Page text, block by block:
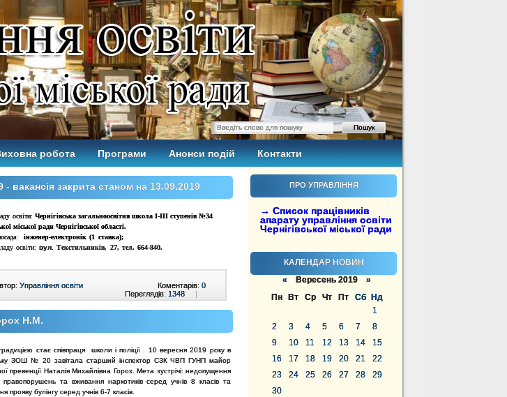
робота Програми Анонси подій Контакти
ПРО УПРАВЛІННЯ
→ Список працівників
апарату управління освіти
Чернігівської міської ради
КАЛЕНДАР НОВИН
« Вересень 2019 »
Пн
Вт Ср Чт Пт Сб
Нд
1
2
3 4 5 6 7
8
9
10 11 12 13 14
15
16
17 18 19 20 21
22
23
24 25 26 27 28
29
30
- вакансія закрита станом на 13.09.2019
освіти: Чернігівська загальноосвітня школа І-ІІІ ступенів №34
міської ради Чернігівської області.
інженер-електронік (1 ставка);
освіти:вул.Текстильників, 27, тел. 664-840.
Управління освіти Коментарів: 0
Переглядів: 1348 |
Н.М.
стає співпраця школи і поліції . 10 вересня 2019 року в
ЗОШ № 20 завітала старший інспектор СЗК ЧВП ГУНП майор
превенції Наталія Михайлівна Горох. Мета зустрічі: недопущення
правопорушень та вживання наркотиків серед учнів 8 класів та
прояву булінгу серед учнів 6-7 класів.